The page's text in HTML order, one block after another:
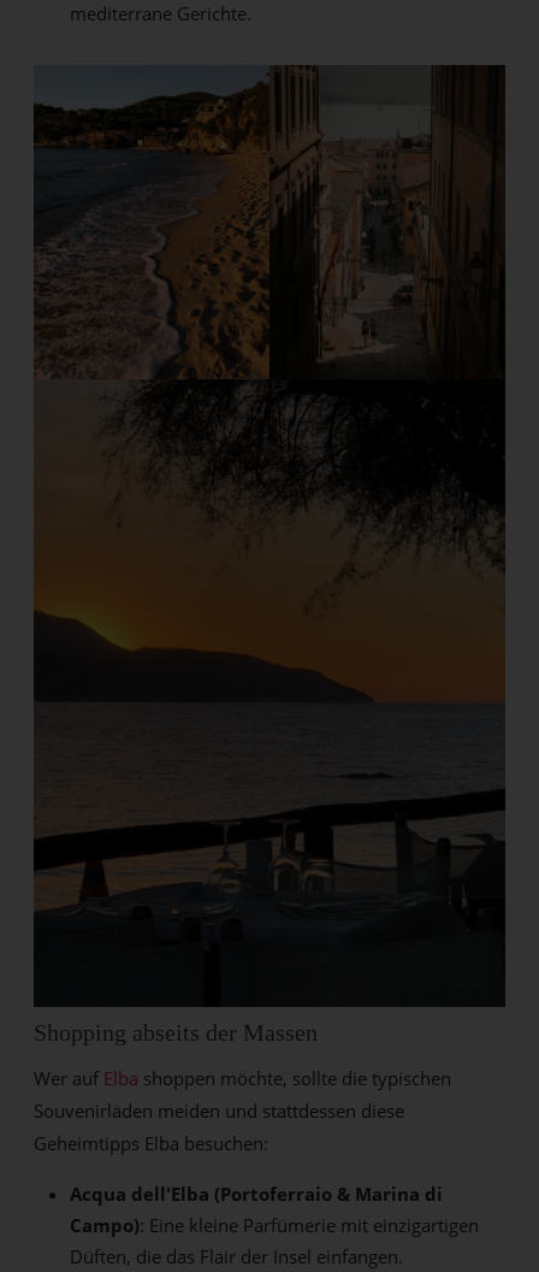
mediterrane Gerichte.
Shopping abseits der Massen
Wer auf Elba shoppen möchte, sollte die typischen
Souvenirläden meiden und stattdessen diese
Geheimtipps Elba besuchen:
Acqua dell'Elba (Portoferraio & Marina di
Campo): Eine kleine Parfümerie mit einzigartigen
Düften, die das Flair der Insel einfangen.